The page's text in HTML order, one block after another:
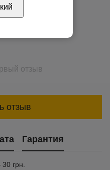
отзыв
отзыв
Гарантия
грн.